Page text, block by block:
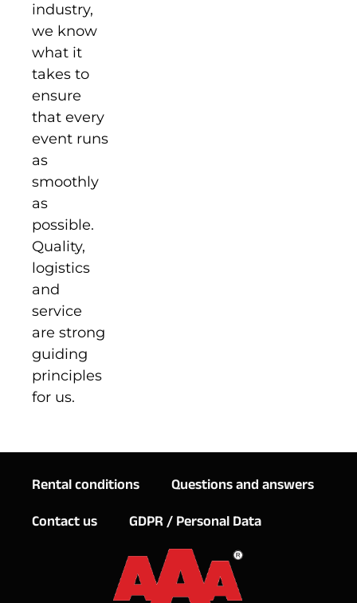
industry,
we know
what it
takes to
ensure
that every
event runs
as
smoothly
as
possible.
Quality,
logistics
and
service
are strong
guiding
principles
for us.
Rental conditions
Questions and answers
Contact us
GDPR / Personal Data